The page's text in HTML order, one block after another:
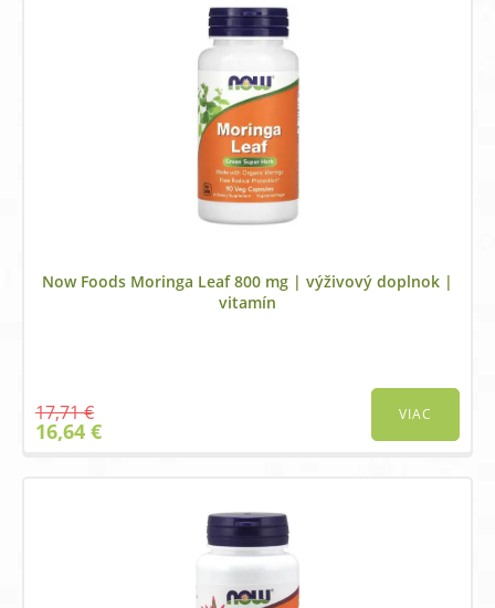
Now Foods Moringa Leaf 800 mg | výživový doplnok |
vitamín
17,71€
Original
price
16,64 €Current
price
VIAC